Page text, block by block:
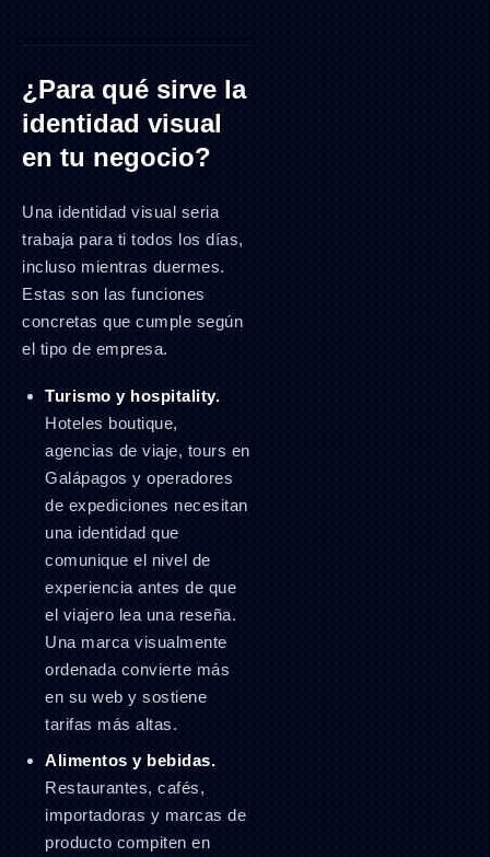
¿Para qué sirve la
identidad visual
en tu negocio?
Una identidad visual seria
trabaja para ti todos los días,
incluso mientras duermes.
Estas son las funciones
concretas que cumple según
el tipo de empresa.
Turismo y hospitality.
Hoteles boutique,
agencias de viaje, tours en
Galápagos y operadores
de expediciones necesitan
una identidad que
comunique el nivel de
experiencia antes de que
el viajero lea una reseña.
Una marca visualmente
ordenada convierte más
en su web y sostiene
tarifas más altas.
Alimentos y bebidas.
Restaurantes, cafés,
importadoras y marcas de
producto compiten en